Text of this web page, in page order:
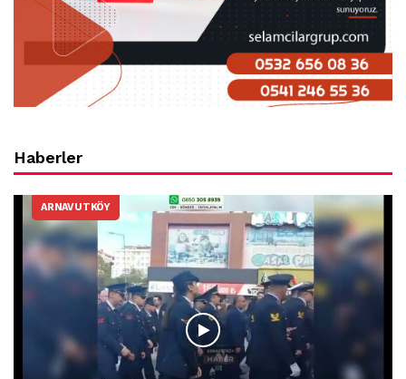
Haberler
ARNAVUTKÖY